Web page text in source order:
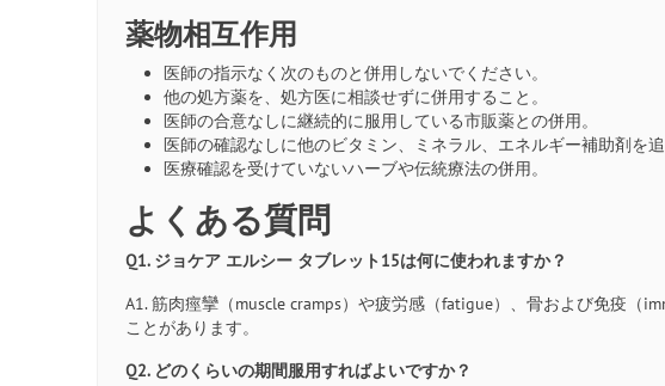
薬物相互作用
医師の指示なく次のものと併用しないでください。
他の処方薬を、処方医に相談せずに併用すること。
医師の合意なしに継続的に服用している市販薬との併用。
医師の確認なしに他のビタミン、ミネラル、エネルギー補助剤を追
医療確認を受けていないハーブや伝統療法の併用。
よくある質問
Q1. ジョケア エルシー タブレット15は何に使われますか？
A1. 筋肉痙攣（muscle cramps）や疲労感（fatigue）、骨および免疫（
ことがあります。
Q2. どのくらいの期間服用すればよいですか？